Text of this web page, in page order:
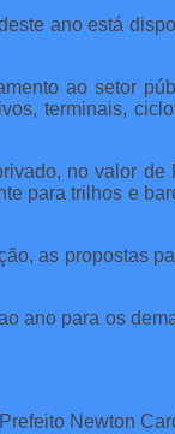
ano está
ao setor
terminais,
no valor de
para trilhos e
as propostas
ano para os
Newton